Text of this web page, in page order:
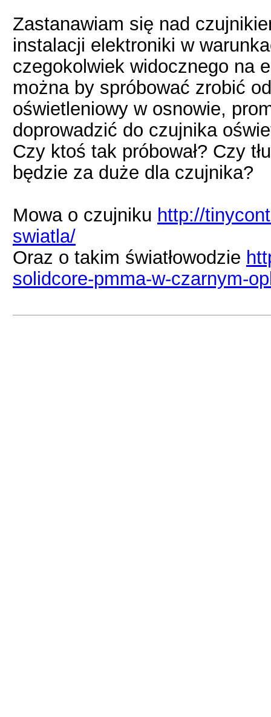
Zastanawiam się nad
instalacji elektroniki w
czegokolwiek widocznego na
można by spróbować zrobić
oświetleniowy w osnowie,
doprowadzić do czujnika
Czy ktoś tak próbował? Czy
będzie za duże dla czujnika?
Mowa o czujniku http://
swiatla/
Oraz o takim światłowodzie
solidcore-pmma-w-czarnym-